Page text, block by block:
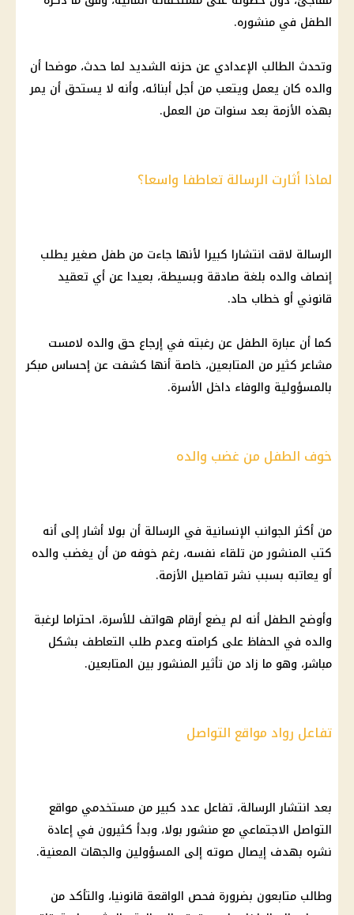
الطفل في منشوره.
وتحدث الطالب الإعدادي عن حزنه الشديد لما حدث، موضحا أن
والده كان يعمل ويتعب من أجل أبنائه، وأنه لا يستحق أن يمر
بهذه الأزمة بعد سنوات من العمل.
لماذا أثارت الرسالة تعاطفا واسعا؟
الرسالة لاقت انتشارا كبيرا لأنها جاءت من طفل صغير يطلب
إنصاف والده بلغة صادقة وبسيطة، بعيدا عن أي تعقيد
قانوني أو خطاب حاد.
كما أن عبارة الطفل عن رغبته في إرجاع حق والده لامست
مشاعر كثير من المتابعين، خاصة أنها كشفت عن إحساس مبكر
بالمسؤولية والوفاء داخل الأسرة.
خوف الطفل من غضب والده
من أكثر الجوانب الإنسانية في الرسالة أن بولا أشار إلى أنه
كتب المنشور من تلقاء نفسه، رغم خوفه من أن يغضب والده
أو يعاتبه بسبب نشر تفاصيل الأزمة.
وأوضح الطفل أنه لم يضع أرقام هواتف للأسرة، احتراما لرغبة
والده في الحفاظ على كرامته وعدم طلب التعاطف بشكل
مباشر، وهو ما زاد من تأثير المنشور بين المتابعين.
تفاعل رواد مواقع التواصل
بعد انتشار الرسالة، تفاعل عدد كبير من مستخدمي مواقع
التواصل الاجتماعي مع منشور بولا، وبدأ كثيرون في إعادة
نشره بهدف إيصال صوته إلى المسؤولين والجهات المعنية.
وطالب متابعون بضرورة فحص الواقعة قانونيا، والتأكد من